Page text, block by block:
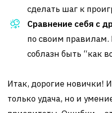
сделать шаг к
Сравнение себя с
по своим правилам.
соблазн быть “как
Итак, дорогие новички!
только удача, но и